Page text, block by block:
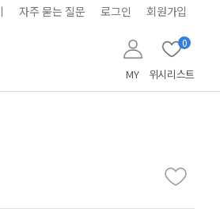
자주 묻는 질문 로그인 회원가입
MY 위시리스트
0